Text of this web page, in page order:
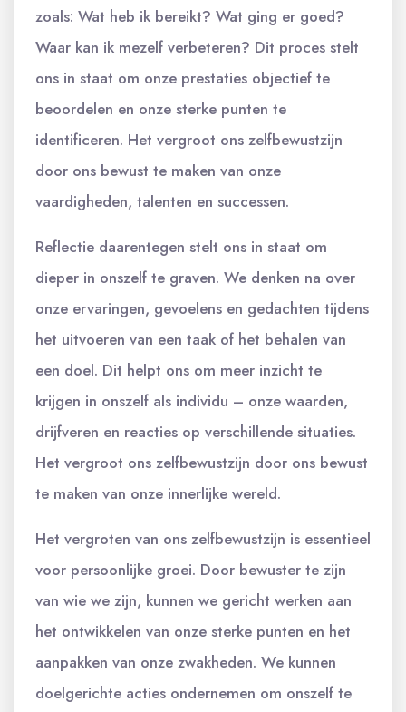
zoals: Wat heb ik bereikt? Wat ging er goed?
Waar kan ik mezelf verbeteren? Dit proces stelt
ons in staat om onze prestaties objectief te
beoordelen en onze sterke punten te
identificeren. Het vergroot ons zelfbewustzijn
door ons bewust te maken van onze
vaardigheden, talenten en successen.
Reflectie daarentegen stelt ons in staat om
dieper in onszelf te graven. We denken na over
onze ervaringen, gevoelens en gedachten tijdens
het uitvoeren van een taak of het behalen van
een doel. Dit helpt ons om meer inzicht te
krijgen in onszelf als individu – onze waarden,
drijfveren en reacties op verschillende situaties.
Het vergroot ons zelfbewustzijn door ons bewust
te maken van onze innerlijke wereld.
Het vergroten van ons zelfbewustzijn is essentieel
voor persoonlijke groei. Door bewuster te zijn
van wie we zijn, kunnen we gericht werken aan
het ontwikkelen van onze sterke punten en het
aanpakken van onze zwakheden. We kunnen
doelgerichte acties ondernemen om onszelf te